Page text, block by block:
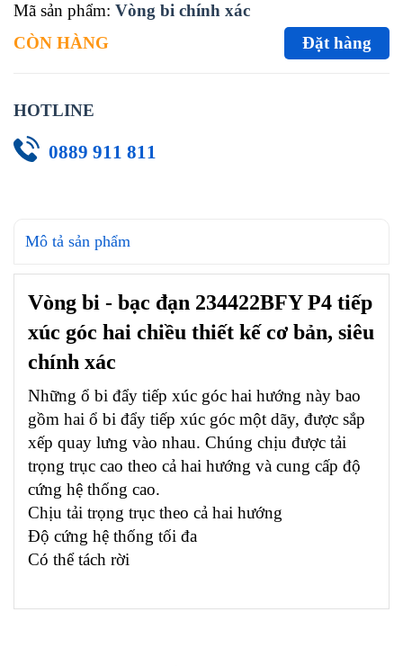
Mã sản phẩm: Vòng bi chính xác
CÒN HÀNG
Đặt hàng
HOTLINE
0889 911 811
Mô tả sản phẩm
Vòng bi - bạc đạn 234422BFY P4 tiếp
xúc góc hai chiều thiết kế cơ bản, siêu
chính xác
Những ổ bi đẩy tiếp xúc góc hai hướng này bao
gồm hai ổ bi đẩy tiếp xúc góc một dãy, được sắp
xếp quay lưng vào nhau. Chúng chịu được tải
trọng trục cao theo cả hai hướng và cung cấp độ
cứng hệ thống cao.
Chịu tải trọng trục theo cả hai hướng
Độ cứng hệ thống tối đa
Có thể tách rời